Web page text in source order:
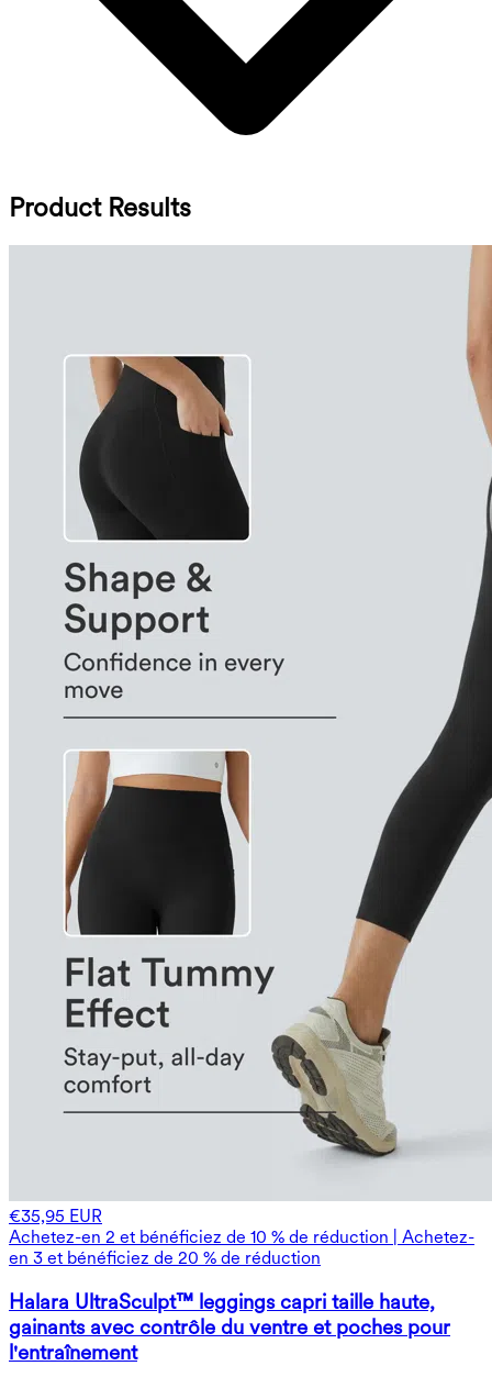
Product Results
€35,95 EUR
Achetez-en 2 et bénéficiez de 10 % de réduction | Achetez-
en 3 et bénéficiez de 20 % de réduction
Halara UltraSculpt™ leggings capri taille haute,
gainants avec contrôle du ventre et poches pour
l'entraînement